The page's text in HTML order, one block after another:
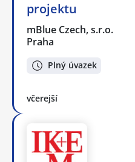
projektu
mBlue Czech, s.r.o.
Praha
Plný úvazek
včerejší